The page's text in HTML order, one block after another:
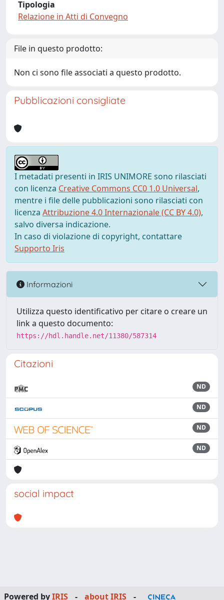
Tipologia
Relazione in Atti di Convegno
File in questo prodotto:
Non ci sono file associati a questo prodotto.
Pubblicazioni consigliate
I metadati presenti in IRIS UNIMORE sono rilasciati
con licenza Creative Commons CC0 1.0 Universal,
mentre i file delle pubblicazioni sono rilasciati con
licenza Attribuzione 4.0 Internazionale (CC BY 4.0),
salvo diversa indicazione.
In caso di violazione di copyright, contattare
Supporto Iris
Informazioni
Utilizza questo identificativo per citare o creare un
link a questo documento:
https://hdl.handle.net/11380/587314
Citazioni
ND
ND
ND
ND
social impact
Powered byIRIS - about IRIS -